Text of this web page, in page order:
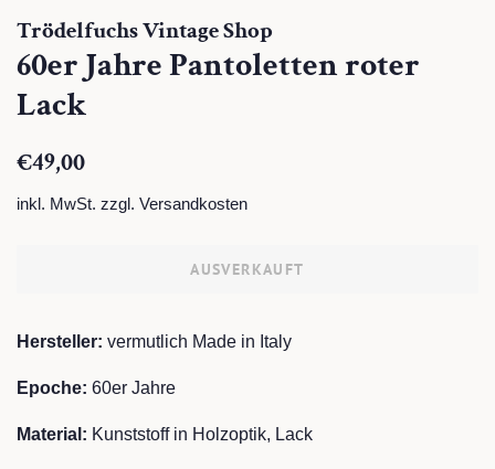
Trödelfuchs Vintage Shop
60er Jahre Pantoletten roter
Lack
Normaler
€49,00
inkl. MwSt. zzgl. Versandkosten
AUSVERKAUFT
Hersteller: vermutlich Made in Italy
Epoche: 60er Jahre
Material: Kunststoff in Holzoptik, Lack